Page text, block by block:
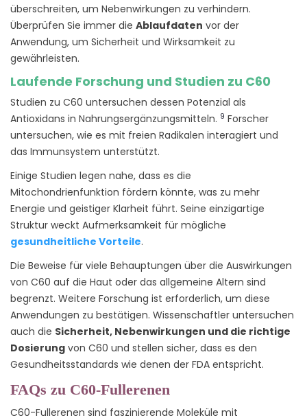
überschreiten, um Nebenwirkungen zu verhindern.
Überprüfen Sie immer die Ablaufdaten vor der
Anwendung, um Sicherheit und Wirksamkeit zu
gewährleisten.
Laufende Forschung und Studien zu C60
Studien zu C60 untersuchen dessen Potenzial als
Antioxidans in Nahrungsergänzungsmitteln. 9 Forscher
untersuchen, wie es mit freien Radikalen interagiert und
das Immunsystem unterstützt.
Einige Studien legen nahe, dass es die
Mitochondrienfunktion fördern könnte, was zu mehr
Energie und geistiger Klarheit führt. Seine einzigartige
Struktur weckt Aufmerksamkeit für mögliche
gesundheitliche Vorteile.
Die Beweise für viele Behauptungen über die Auswirkungen
von C60 auf die Haut oder das allgemeine Altern sind
begrenzt. Weitere Forschung ist erforderlich, um diese
Anwendungen zu bestätigen. Wissenschaftler untersuchen
auch die Sicherheit, Nebenwirkungen und die richtige
Dosierung von C60 und stellen sicher, dass es den
Gesundheitsstandards wie denen der FDA entspricht.
FAQs zu C60-Fullerenen
C60-Fullerenen sind faszinierende Moleküle mit